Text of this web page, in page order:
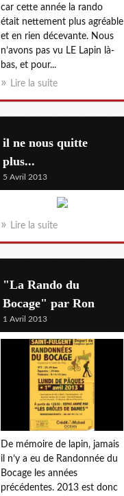
car cette année la rando
était nettement plus agréable
et en rien décevante. Nous
n’avons pas vu LE Lapin là-
bas, et pour...
Lire la suite
il ne nous quitte
plus...
5 Avril 2013
Lire la suite
"La Rando du
Bocage" par Ron
1 Avril 2013
De mémoire de lapin, jamais
il n’y a eu de Randonnée du
Bocage les années
précédentes. 2013 est donc